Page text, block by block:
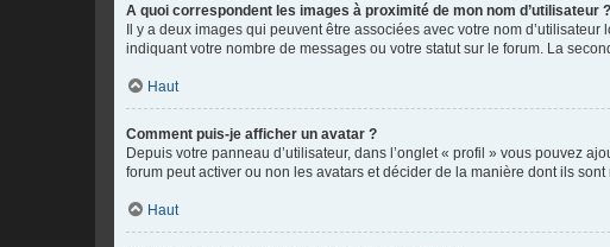
A quoi correspondent les images à proximité de mon nom d’utilisateur ?
Il y a deux images qui peuvent être associées avec votre nom
indiquant votre nombre de messages ou votre statut sur le forum. La
Haut
Comment puis-je afficher un avatar ?
Depuis votre panneau d’utilisateur, dans l’onglet « profil » vous pouvez
forum peut activer ou non les avatars et décider de la manière dont ils
Haut